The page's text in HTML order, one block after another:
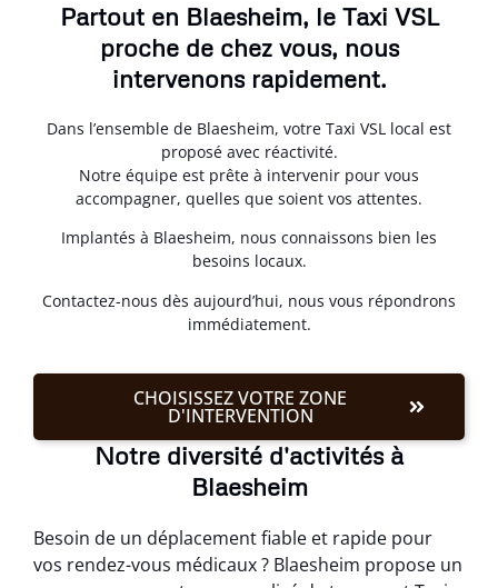
Partout en Blaesheim, le Taxi VSL
proche de chez vous, nous
intervenons rapidement.
Dans l’ensemble de Blaesheim, votre Taxi VSL local est
proposé avec réactivité.
Notre équipe est prête à intervenir pour vous
accompagner, quelles que soient vos attentes.
Implantés à Blaesheim, nous connaissons bien les
besoins locaux.
Contactez-nous dès aujourd’hui, nous vous répondrons
immédiatement.
CHOISISSEZ VOTRE ZONE
D'INTERVENTION
Notre diversité d'activités à
Blaesheim
Besoin de un déplacement fiable et rapide pour
vos rendez-vous médicaux ? Blaesheim propose un